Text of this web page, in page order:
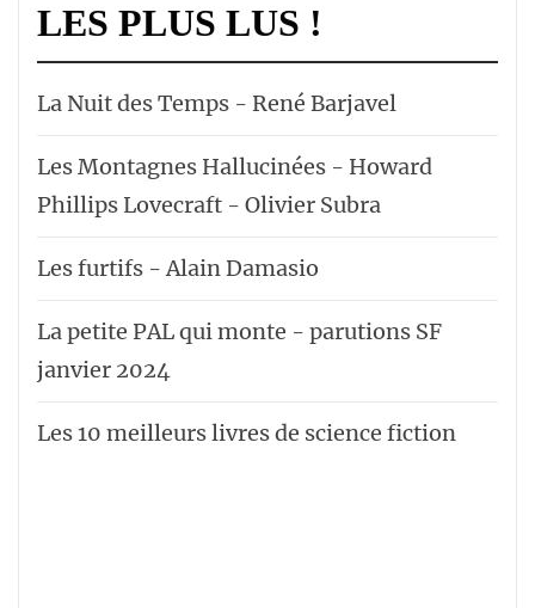
LES PLUS LUS !
La Nuit des Temps - René Barjavel
Les Montagnes Hallucinées - Howard
Phillips Lovecraft - Olivier Subra
Les furtifs - Alain Damasio
La petite PAL qui monte - parutions SF
janvier 2024
Les 10 meilleurs livres de science fiction